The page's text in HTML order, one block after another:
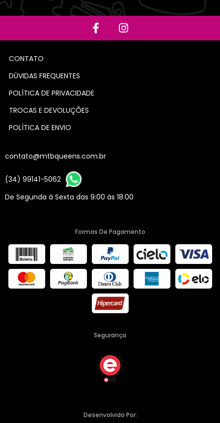
CONTATO
DÚVIDAS FREQUENTES
POLÍTICA DE PRIVACIDADE
TROCAS E DEVOLUÇÕES
POLÍTICA DE ENVIO
contato@mtbqueens.com.br
(34) 99141-5062
De Segunda à Sexta das 9:00 às 18:00
Formas De Pagamento
Segurança
Desenvolvido Por: